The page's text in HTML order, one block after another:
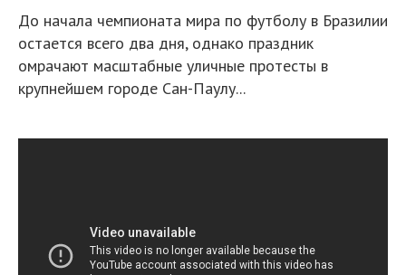
До начала чемпионата мира по футболу в Бразилии
остается всего два дня, однако праздник
омрачают масштабные уличные протесты в
крупнейшем городе Сан-Паулу...